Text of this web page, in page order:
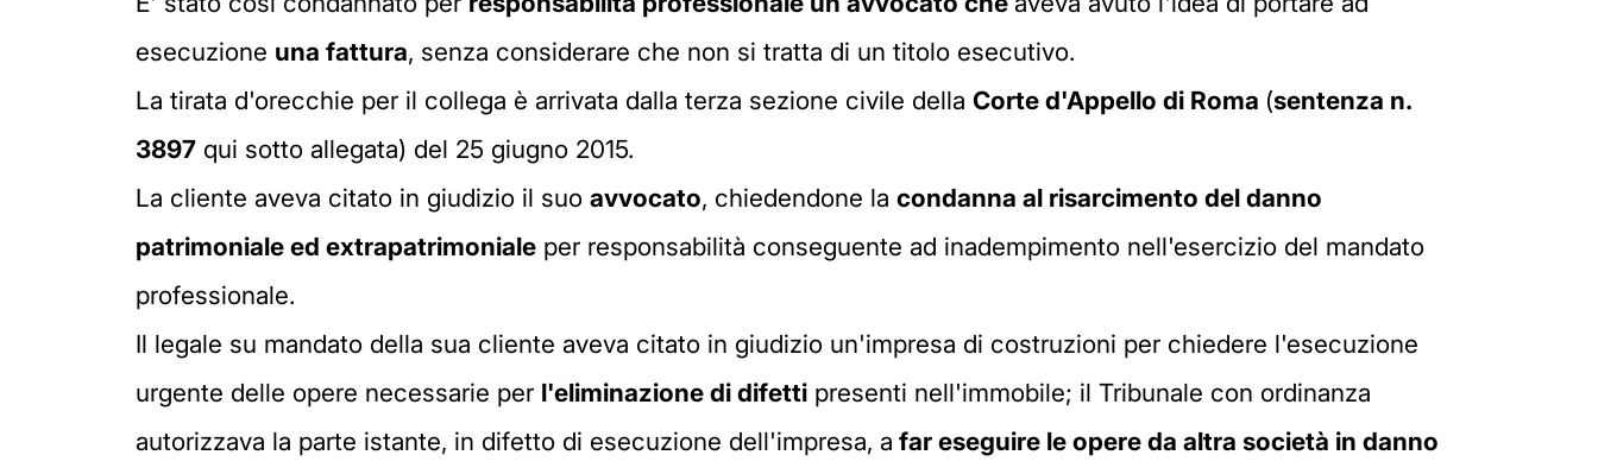
esecuzione una fattura, senza considerare che non si tratta di un titolo esecutivo.
La tirata d'orecchie per il collega è arrivata dalla terza sezione civile della Corte d'Appello di Roma (sentenza n.
3897 qui sotto allegata) del 25 giugno 2015.
La cliente aveva citato in giudizio il suo avvocato, chiedendone la condanna al risarcimento del danno
patrimoniale ed extrapatrimoniale per responsabilità conseguente ad inadempimento nell'esercizio del mandato
professionale.
Il legale su mandato della sua cliente aveva citato in giudizio un'impresa di costruzioni per chiedere l'esecuzione
urgente delle opere necessarie per l'eliminazione di difetti presenti nell'immobile; il Tribunale con ordinanza
autorizzava la parte istante, in difetto di esecuzione dell'impresa, a far eseguire le opere da altra società in danno